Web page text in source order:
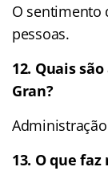
O sentimento
pessoas.
12. Quais
Gran?
13. O que